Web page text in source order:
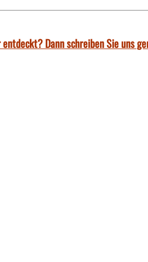
Dann schreiben Sie uns